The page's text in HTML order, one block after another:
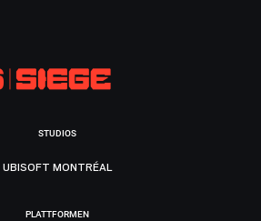
STUDIOS
UBISOFT MONTRÉAL
PLATTFORMEN